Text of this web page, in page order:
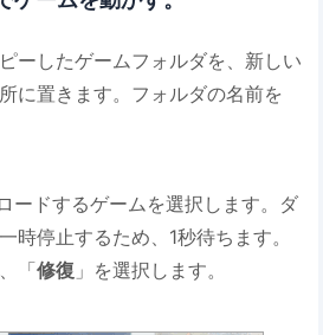
ーしたゲームフォルダを、新しい
に置きます。フォルダの名前を
ードするゲームを選択します。ダ
時停止するため、1秒待ちます。
「修復 」を選択します。